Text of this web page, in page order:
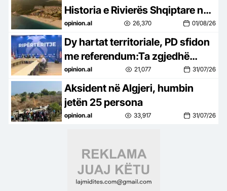
Historia e Rivierës Shqiptare në
skenën ndërkombëtare
opinion.al 26,370 01/08/26
Dy hartat territoriale, PD sfidon
me referendum:Ta zgjedhë
qytetari
opinion.al 21,077 31/07/26
Aksident në Algjeri, humbin
jetën 25 persona
opinion.al 33,917 31/07/26